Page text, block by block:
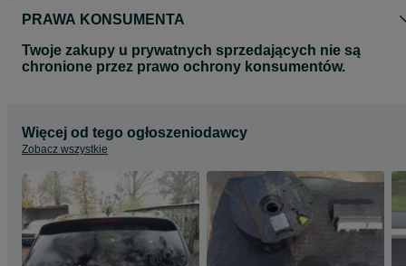
PRAWA KONSUMENTA
Twoje zakupy u prywatnych sprzedających nie są
chronione przez prawo ochrony konsumentów.
Więcej od tego ogłoszeniodawcy
Zobacz wszystkie